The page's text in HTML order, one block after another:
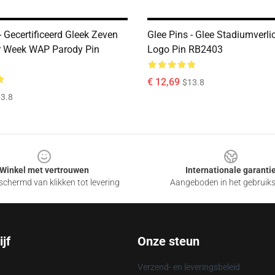
Gecertificeerd Gleek Zeven
Week WAP Parody Pin
Glee Pins - Glee
Logo Pin RB2403
€ 12,69 $13.8
Winkel met vertrouwen
van klikken tot levering
Internationale
Aangeboden in het
Onze steun
Verzend- en leveringsbeleid